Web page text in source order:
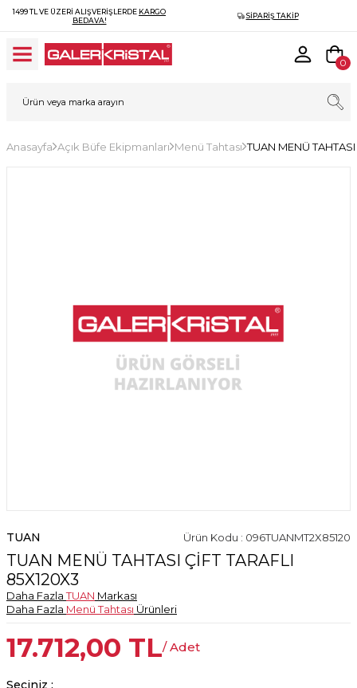
1499 TL VE ÜZERI ALIŞVERIŞLERDE KARGO
BEDAVA!
SIPARIŞ TAKIP
0
Anasayfa Açık Büfe Ekipmanları Menü Tahtası TUAN MENÜ
TUAN Ürün Kodu : 096TUANMT2X85120
TUAN MENÜ TAHTASI ÇİFT TARAFLI
85X120X3
Daha FazlaTUAN Markası
Daha Fazla Menü Tahtası Ürünleri
17.712,00 TL/ Adet
Seçiniz :